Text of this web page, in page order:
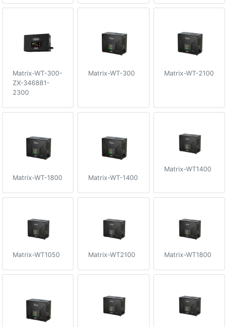
Matrix-WT-300-
ZX-346881-
2300
Matrix-WT-300 Matrix-WT-2100
Matrix-WT-1800 Matrix-WT-1400
Matrix-WT1400
Matrix-WT1050 Matrix-WT2100 Matrix-WT1800